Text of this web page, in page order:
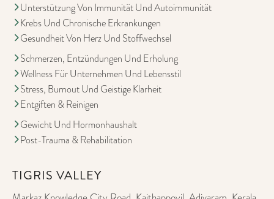
Unterstützung Von Immunität Und Autoimmunität
Krebs Und Chronische Erkrankungen
Gesundheit Von Herz Und Stoffwechsel
Schmerzen, Entzündungen Und Erholung
Wellness Für Unternehmen Und Lebensstil
Stress, Burnout Und Geistige Klarheit
Entgiften & Reinigen
Gewicht Und Hormonhaushalt
Post-Trauma & Rehabilitation
TIGRIS VALLEY